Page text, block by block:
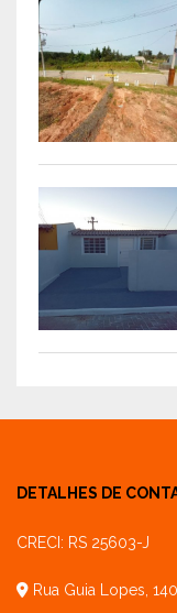
DETALHES DE
CRECI: RS 25603-J
Rua Guia Lopes,